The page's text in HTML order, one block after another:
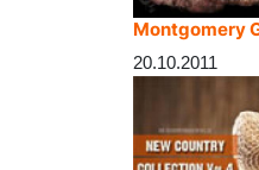
Montgomery
20.10.2011